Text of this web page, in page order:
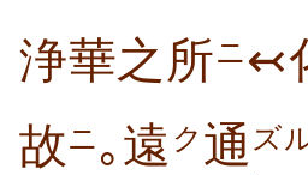
浄華之所ニ↢
故ニ｡遠 ク 通 ズ